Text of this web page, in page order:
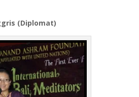
(Diplomat)